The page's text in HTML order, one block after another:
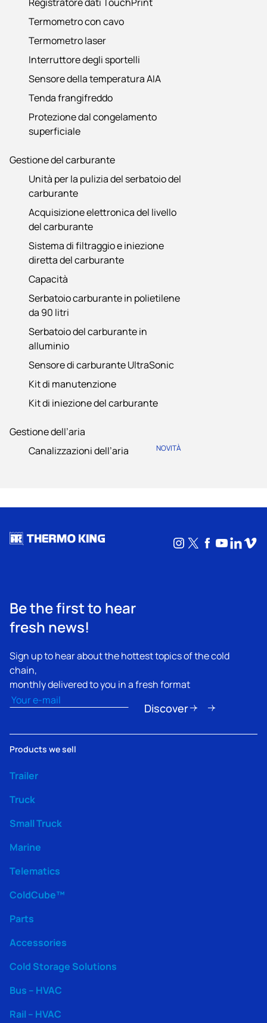
Termometro con cavo
Termometro laser
Interruttore degli sportelli
Sensore della temperatura AIA
Tenda frangifreddo
Protezione dal congelamento
superficiale
Gestione del carburante
Unità per la pulizia del serbatoio del
carburante
Acquisizione elettronica del livello
del carburante
Sistema di filtraggio e iniezione
diretta del carburante
Capacità
Serbatoio carburante in polietilene
da 90 litri
Serbatoio del carburante in
alluminio
Sensore di carburante UltraSonic
Kit di manutenzione
Kit di iniezione del carburante
Gestione dell’aria
Canalizzazioni dell’aria
NOVITÀ
Instagram
X Facebook
Be the first to hear
fresh news!
Sign up to hear about the hottest topics of the cold
chain,
monthly delivered to you in a fresh format
Email (Obbligatorio)
Discover
Products we sell
Trailer
Truck
Small Truck
Marine
Telematics
ColdCube™
Parts
Accessories
Cold Storage Solutions
Bus – HVAC
Rail – HVAC